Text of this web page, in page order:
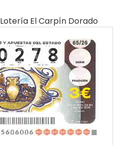
Lotería El Carpín Dorado